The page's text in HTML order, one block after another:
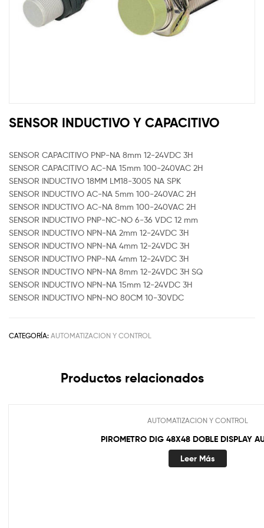
SENSOR INDUCTIVO Y CAPACITIVO
SENSOR CAPACITIVO PNP-NA 8mm 12-24VDC 3H
SENSOR CAPACITIVO AC-NA 15mm 100-240VAC 2H
SENSOR INDUCTIVO 18MM LM18-3005 NA SPK
SENSOR INDUCTIVO AC-NA 5mm 100-240VAC 2H
SENSOR INDUCTIVO AC-NA 8mm 100-240VAC 2H
SENSOR INDUCTIVO PNP-NC-NO 6-36 VDC 12 mm
SENSOR INDUCTIVO NPN-NA 2mm 12-24VDC 3H
SENSOR INDUCTIVO NPN-NA 4mm 12-24VDC 3H
SENSOR INDUCTIVO PNP-NA 4mm 12-24VDC 3H
SENSOR INDUCTIVO NPN-NA 8mm 12-24VDC 3H SQ
SENSOR INDUCTIVO NPN-NA 15mm 12-24VDC 3H
SENSOR INDUCTIVO NPN-NO 80CM 10-30VDC
CATEGORÍA: AUTOMATIZACION Y CONTROL
Productos relacionados
AUTOMATIZACION Y CONTROL
PIROMETRO DIG 48X48 DOBLE DISPLAY
Leer Más